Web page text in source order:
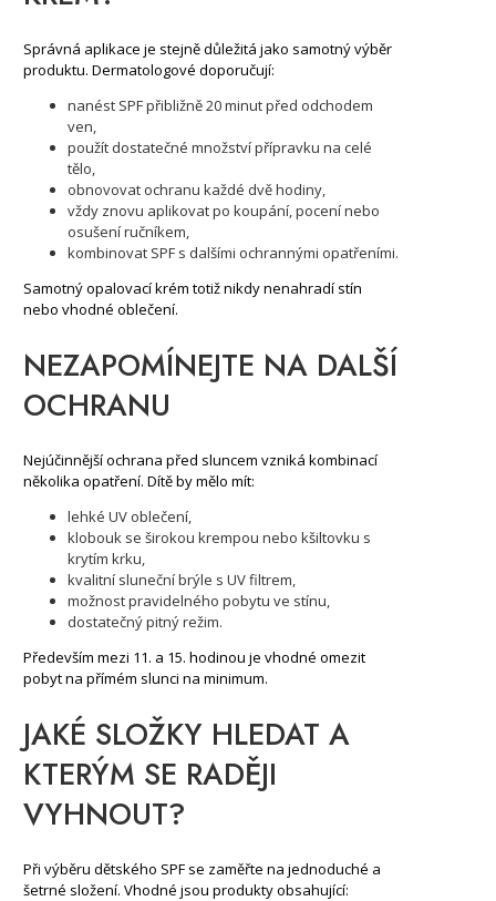
Správná aplikace je stejně důležitá jako samotný výběr
produktu. Dermatologové doporučují:
nanést SPF přibližně 20 minut před odchodem
ven,
použít dostatečné množství přípravku na celé
tělo,
obnovovat ochranu každé dvě hodiny,
vždy znovu aplikovat po koupání, pocení nebo
osušení ručníkem,
kombinovat SPF s dalšími ochrannými opatřeními.
Samotný opalovací krém totiž nikdy nenahradí stín
nebo vhodné oblečení.
NEZAPOMÍNEJTE NA DALŠÍ
OCHRANU
Nejúčinnější ochrana před sluncem vzniká kombinací
několika opatření. Dítě by mělo mít:
lehké UV oblečení,
klobouk se širokou krempou nebo kšiltovku s
krytím krku,
kvalitní sluneční brýle s UV filtrem,
možnost pravidelného pobytu ve stínu,
dostatečný pitný režim.
Především mezi 11. a 15. hodinou je vhodné omezit
pobyt na přímém slunci na minimum.
JAKÉ SLOŽKY HLEDAT A
KTERÝM SE RADĚJI
VYHNOUT?
Při výběru dětského SPF se zaměřte na jednoduché a
šetrné složení. Vhodné jsou produkty obsahující: